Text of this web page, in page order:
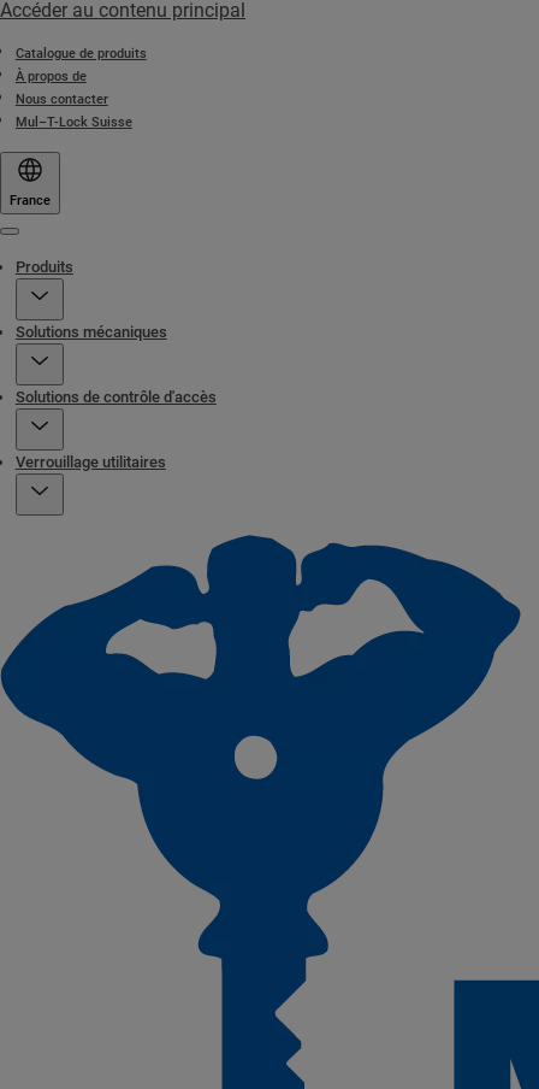
Accéder au contenu principal
Catalogue de produits
À propos de
Nous contacter
Mul–T-Lock Suisse
France
Produits
Solutions mécaniques
Solutions de contrôle d'accès
Verrouillage utilitaires